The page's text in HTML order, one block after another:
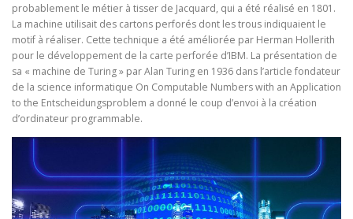
probablement le métier à tisser de Jacquard, qui a été réalisé en 1801.
La machine utilisait des cartons perforés dont les trous indiquaient le
motif à réaliser. Cette technique a été améliorée par Herman Hollerith
pour le développement de la carte perforée d’IBM. La présentation de
sa « machine de Turing » par Alan Turing en 1936 dans l’article fondateur
de la science informatique On Computable Numbers with an Application
to the Entscheidungsproblem a donné le coup d’envoi à la création
d’ordinateur programmable.